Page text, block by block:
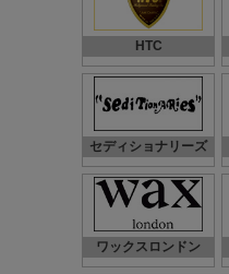
HTC
セディショナリーズ
ワックスロンドン